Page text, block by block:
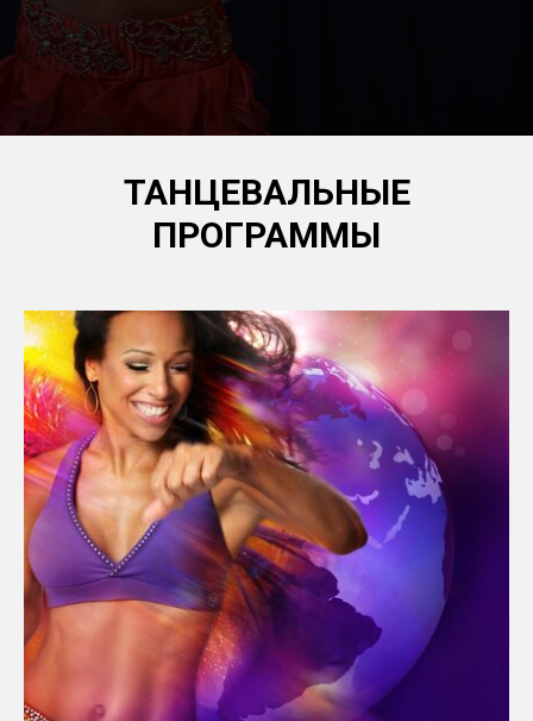
ТАНЦЕВАЛЬНЫЕ
ПРОГРАММЫ